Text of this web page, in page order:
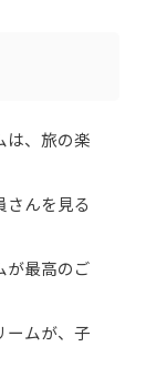
は、旅の楽
さんを見る
が最高のご
ームが、子